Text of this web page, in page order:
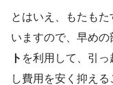
とはいえ、もたも
いますので、早めの
ト を利用して、引
し費用を安く抑え